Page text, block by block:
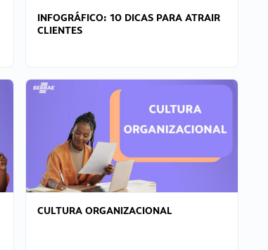
INFOGRÁFICO: 10 DICAS PARA ATRAIR
CLIENTES
CULTURA ORGANIZACIONAL